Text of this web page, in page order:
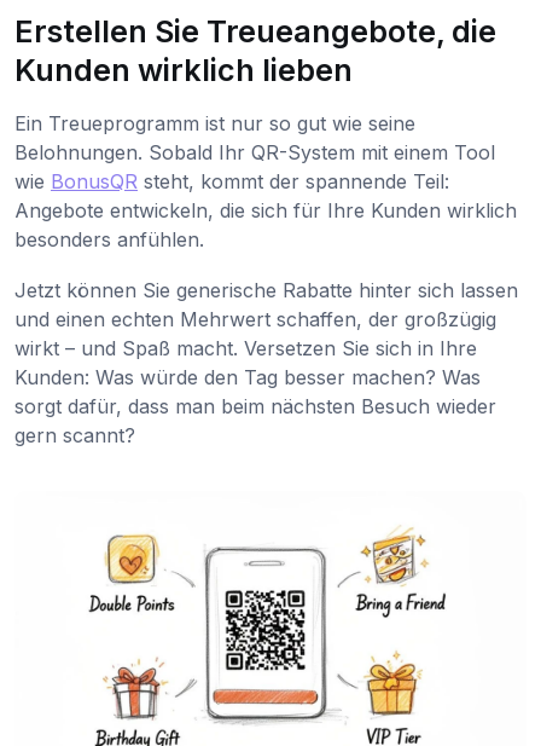
Erstellen Sie Treueangebote, die
Kunden wirklich lieben
Ein Treueprogramm ist nur so gut wie seine
Belohnungen. Sobald Ihr QR-System mit einem Tool
wie BonusQR steht, kommt der spannende Teil:
Angebote entwickeln, die sich für Ihre Kunden wirklich
besonders anfühlen.
Jetzt können Sie generische Rabatte hinter sich lassen
und einen echten Mehrwert schaffen, der großzügig
wirkt – und Spaß macht. Versetzen Sie sich in Ihre
Kunden: Was würde den Tag besser machen? Was
sorgt dafür, dass man beim nächsten Besuch wieder
gern scannt?